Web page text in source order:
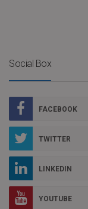
Social Box
FACEBOOK
TWITTER
LINKEDIN
YOUTUBE